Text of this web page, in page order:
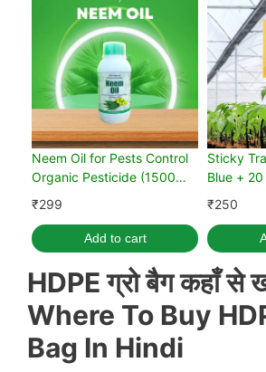
Neem Oil for Pests Control
Organic Pesticide (1500
PPM)
₹299
Add to cart
Sticky
Blue + 20
₹250
HDPE ग्रो बैग कहाँ से
Where To Buy
Bag In Hindi